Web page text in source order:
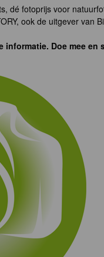
dé fotoprijs voor
ook de uitgever van
informatie. Doe mee